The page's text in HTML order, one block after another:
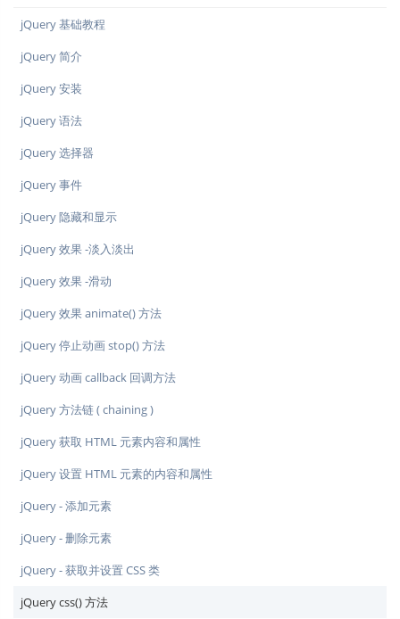
jQuery 基础教程
jQuery 简介
jQuery 安装
jQuery 语法
jQuery 选择器
jQuery 事件
jQuery 隐藏和显示
jQuery 效果 -淡入淡出
jQuery 效果 -滑动
jQuery 效果 animate() 方法
jQuery 停止动画 stop() 方法
jQuery 动画 callback 回调方法
jQuery 方法链 ( chaining )
jQuery 获取 HTML 元素内容和属性
jQuery 设置 HTML 元素的内容和属性
jQuery - 添加元素
jQuery - 删除元素
jQuery - 获取并设置 CSS 类
jQuery css() 方法